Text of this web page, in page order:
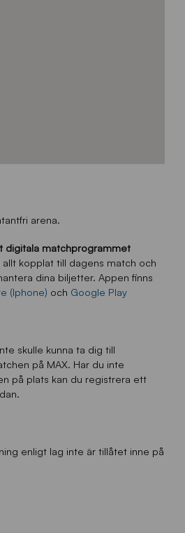
arena.
digitala matchprogrammet
allt kopplat till dagens match och
dina biljetter. Appen finns
(Iphone) och Google Play
skulle kunna ta dig till
på MAX. Har du inte
på plats kan du registrera ett
enligt lag inte är tillåtet inne på